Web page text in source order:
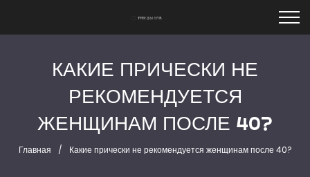
КАКИЕ ПРИЧЕСКИ НЕ
РЕКОМЕНДУЕТСЯ
ЖЕНЩИНАМ ПОСЛЕ 40?
Главная Какие прически не рекомендуется женщинам после 40?